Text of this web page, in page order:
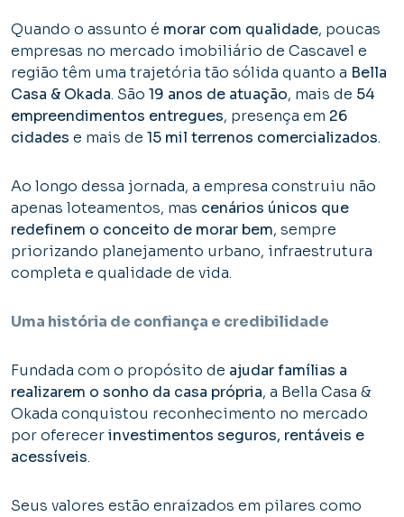
Quando o assunto é morar com qualidade, poucas
empresas no mercado imobiliário de Cascavel e
região têm uma trajetória tão sólida quanto a Bella
Casa & Okada. São 19 anos de atuação, mais de 54
empreendimentos entregues, presença em 26
cidades e mais de 15 mil terrenos comercializados.
Ao longo dessa jornada, a empresa construiu não
apenas loteamentos, mas cenários únicos que
redefinem o conceito de morar bem, sempre
priorizando planejamento urbano, infraestrutura
completa e qualidade de vida.
Uma história de confiança e credibilidade
Fundada com o propósito de ajudar famílias a
realizarem o sonho da casa própria, a Bella Casa &
Okada conquistou reconhecimento no mercado
por oferecerinvestimentos seguros, rentáveis e
acessíveis.
Seus valores estão enraizados em pilares como